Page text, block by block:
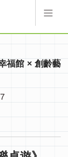
福館 × 創齡藝